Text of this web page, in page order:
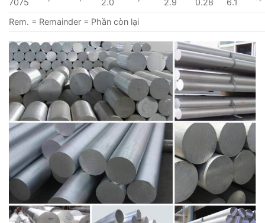
Rem. = Remainder = Phần còn lại